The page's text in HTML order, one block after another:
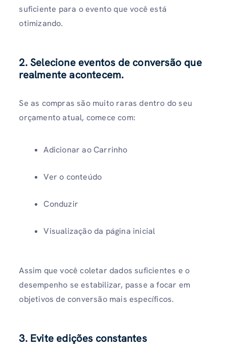
suficiente para o evento que você está
otimizando.
2. Selecione eventos de conversão que
realmente acontecem.
Se as compras são muito raras dentro do seu
orçamento atual, comece com:
Adicionar ao Carrinho
Ver o conteúdo
Conduzir
Visualização da página inicial
Assim que você coletar dados suficientes e o
desempenho se estabilizar, passe a focar em
objetivos de conversão mais específicos.
3. Evite edições constantes